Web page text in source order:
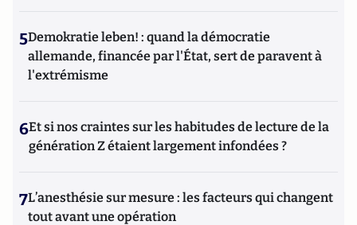
5Demokratie leben! : quand la démocratie
allemande, financée par l'État, sert de paravent à
l'extrémisme
6Et si nos craintes sur les habitudes de lecture de la
génération Z étaient largement infondées ?
7L’anesthésie sur mesure : les facteurs qui changent
tout avant une opération